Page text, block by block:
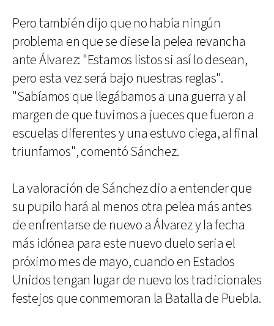
Pero también dijo que no había ningún
problema en que se diese la pelea revancha
ante Álvarez: "Estamos listos si así lo desean,
pero esta vez será bajo nuestras reglas".
"Sabíamos que llegábamos a una guerra y al
margen de que tuvimos a jueces que fueron a
escuelas diferentes y una estuvo ciega, al final
triunfamos", comentó Sánchez.
La valoración de Sánchez dio a entender que
su pupilo hará al menos otra pelea más antes
de enfrentarse de nuevo a Álvarez y la fecha
más idónea para este nuevo duelo seria el
próximo mes de mayo, cuando en Estados
Unidos tengan lugar de nuevo los tradicionales
festejos que conmemoran la Batalla de Puebla.